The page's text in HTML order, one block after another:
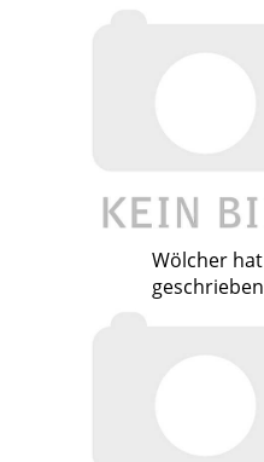
Wölcher hat
geschrieben